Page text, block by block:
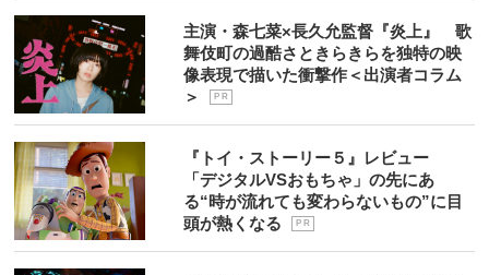
主演・森七菜×長久允監督『炎上』 歌
舞伎町の過酷さときらきらを独特の映
像表現で描いた衝撃作＜出演者コラム
＞
P R
『トイ・ストーリー５』レビュー
「デジタルVSおもちゃ」の先にあ
る“時が流れても変わらないもの”に目
頭が熱くなる
P R